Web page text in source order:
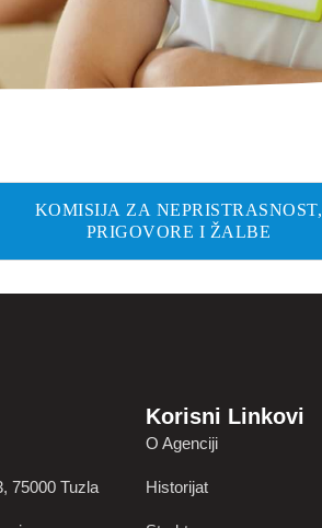
KOMISIJA ZA NEPRISTRASNOST,
PRIGOVORE I ŽALBE
75000 Tuzla
Korisni Linkovi
O Agenciji
Historijat